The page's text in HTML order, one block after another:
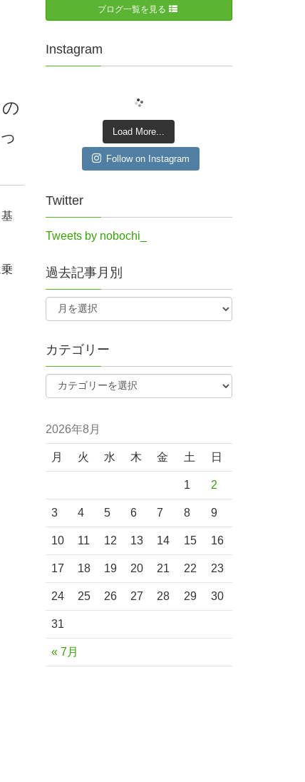
ブログ一覧を見る
Instagram
Load More...
Follow on Instagram
Twitter
Tweets by nobochi_
過去記事月別
カテゴリー
2026年8月
月 火 水 木 金 土 日
« 7月
1 2
3 4 5 6 7 8 9
10 11 12 13 14 15 16
17 18 19 20 21 22 23
24 25 26 27 28 29 30
31